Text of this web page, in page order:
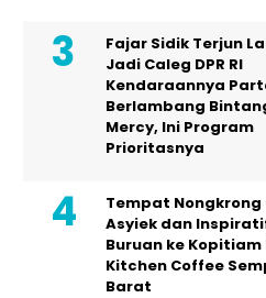
Fajar Sidik Terjun
Jadi Caleg DPR RI
Kendaraannya
Berlambang
Mercy, Ini Program
Prioritasnya
Tempat Nongkrong
Asyiek dan
Buruan ke Kopitiam
Kitchen Coffee
Barat